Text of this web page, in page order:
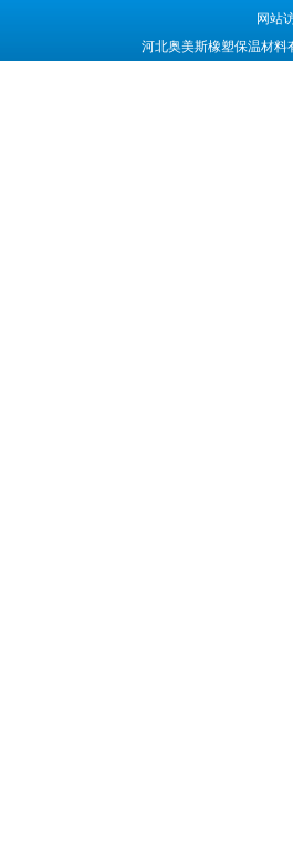
网站
河北奥美斯橡塑保温材料